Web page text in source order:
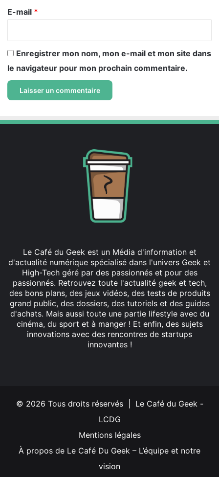
e
E-mail *
Enregistrer mon nom, mon e-mail et mon site dans
le navigateur pour mon prochain commentaire.
Le Café du Geek est un Média d'information et
d'actualité numérique spécialisé dans l'univers Geek et
High-Tech géré par des passionnés et pour des
passionnés. Retrouvez toute l'actualité geek et tech,
des bons plans, des jeux vidéos, des tests de produits
grand public, des dossiers, des tutoriels et des guides
d'achats. Mais aussi toute une partie lifestyle avec du
cinéma, du sport et à manger ! Et enfin, des sujets
innovations avec des rencontres de startups
innovantes !
© 2026 Tous droits réservés | Le Café du Geek -
LCDG
Mentions légales
À propos de Le Café Du Geek – L’équipe et notre
vision